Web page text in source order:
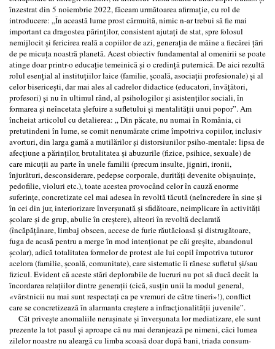
înzestrat din 5 noiembrie 2022, făceam următoarea afirmație, cu rol de
introducere: „În această lume prost cârmuită, nimic n-ar trebui să fie mai
important ca dragostea părinților, consistent ajutați de stat, spre folosul
nemijlocit și fericirea reală a copiilor de azi, generația de mâine a fiecărei țări
de pe micuța noastră planetă. Acest obiectiv fundamental al omenirii se poate
atinge doar printr-o educație temeinică și o credință puternică. De aici rezultă
rolul esențial al instituțiilor laice (familie, școală, asociații profesionale) și al
celor bisericești, dar mai ales al cadrelor didactice (educatori, învățători,
profesori) și nu în ultimul rând, al psihologilor și asistenților sociali, în
formarea și neîncetata șlefuire a sufletului și mentalității unui popor”. Am
încheiat articolul cu detalierea: „ Din păcate, nu numai în România, ci
pretutindeni în lume, se comit nenumărate crime împotriva copiilor, inclusiv
avorturi, din larga gamă a mutilărilor și distorsiunilor psiho-mentale: lipsa de
afecțiune a părinților, brutalitatea și abuzurile (fizice, psihice, sexuale) de
care micuții au parte în unele familii (precum insulte, jigniri, ironii,
înjurături, desconsiderare, pedepse corporale, durități devenite obișnuințe,
pedofilie, violuri etc.), toate acestea provocând celor în cauză enorme
suferințe, concretizate cel mai adesea în revoltă tăcută (neîncredere în sine și
în cei din jur, interiorizare înverșunată și sfidătoare, neimplicare în activități
școlare și de grup, abulie în creștere), alteori în revoltă declarată
(încăpățânare, limbaj obscen, accese de furie răutăcioasă și distrugătoare,
fuga de acasă pentru a merge în mod intenționat pe căi greșite, abandonul
școlar), adică totalitatea formelor de protest ale lui copil împotriva tuturor
acelora (familie, școală, comunitate), care sistematic îi rănesc sufletul și/sau
fizicul. Evident că aceste stări deplorabile de lucruri nu pot să ducă decât la
încordarea relațiilor dintre generații (cică, susțin unii la modul general,
«vârstnicii nu mai sunt respectați ca pe vremuri de către tineri»!), conflict
care se concretizează în alarmanta creștere a infracționalității juvenile”.
Cât privește anomaliile nerușinate și înverșunata lor mediatizare, ele sunt
prezente la tot pasul și aproape că nu mai deranjează pe nimeni, căci lumea
zilelor noastre nu aleargă cu limba scoasă doar după bani, triada consum-